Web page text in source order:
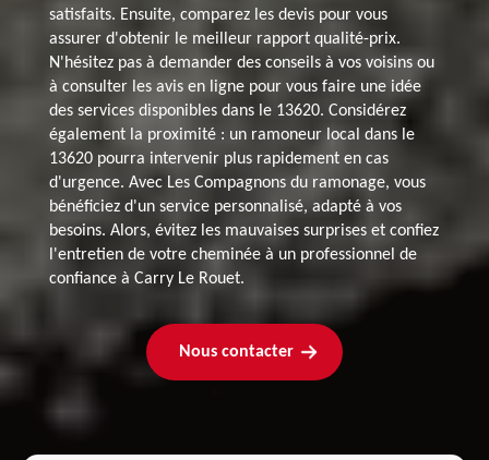
satisfaits. Ensuite, comparez les devis pour vous
assurer d'obtenir le meilleur rapport qualité-prix.
N'hésitez pas à demander des conseils à vos voisins ou
à consulter les avis en ligne pour vous faire une idée
des services disponibles dans le 13620. Considérez
également la proximité : un ramoneur local dans le
13620 pourra intervenir plus rapidement en cas
d'urgence. Avec Les Compagnons du ramonage, vous
bénéficiez d'un service personnalisé, adapté à vos
besoins. Alors, évitez les mauvaises surprises et confiez
l'entretien de votre cheminée à un professionnel de
confiance à Carry Le Rouet.
Nous contacter